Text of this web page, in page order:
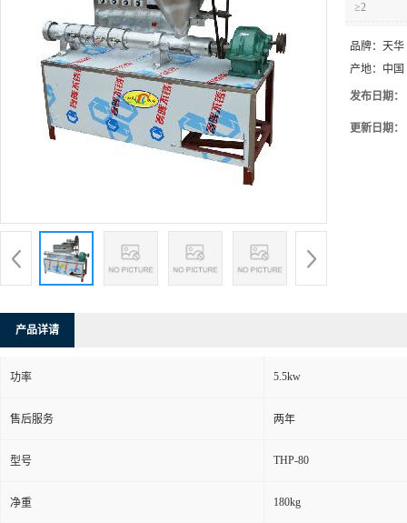
≥2
品牌： 天华
产地： 中国
发布日期：
更新日期：
产品详请
功率 5.5kw
售后服务 两年
型号 THP-80
净重 180kg